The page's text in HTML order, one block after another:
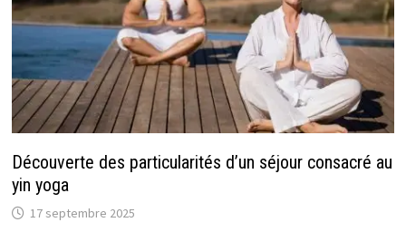
Découverte des particularités d’un séjour consacré au
yin yoga
17 septembre 2025